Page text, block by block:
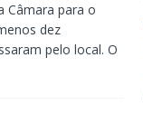
Câmara para o
dez
pelo local. O